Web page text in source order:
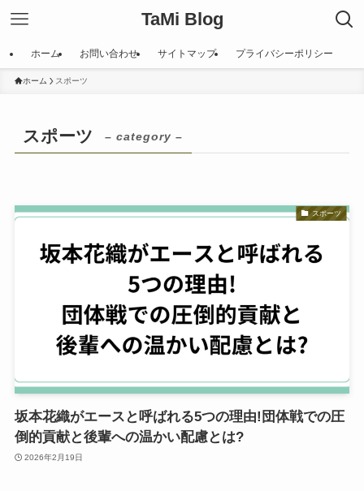
TaMi Blog
ホーム お問い合わせ サイトマップ プライバシーポリシー
ホーム スポーツ
スポーツ – category –
スポーツ
坂本花織がエースと呼ばれる5つの理由!団体戦での圧
倒的貢献と後輩への温かい配慮とは?
2026年2月19日